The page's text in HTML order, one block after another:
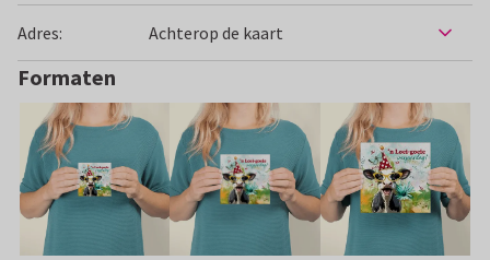
Adres: Achterop de kaart
Formaten